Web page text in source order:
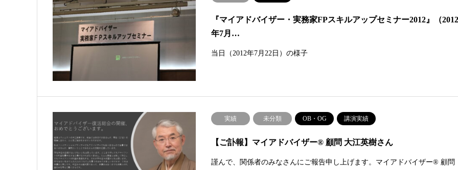
『マイアドバイザー・実務家FPスキルアップセミナー2012』（
年7月…
当日（2012年7月22日）の様子
実績 未分類 OB・OG 講演実績
【ご訃報】マイアドバイザー® 顧問 大江英樹さん
謹んで、関係者のみなさんにご報告申し上げます。マイアドバイザー® 顧問